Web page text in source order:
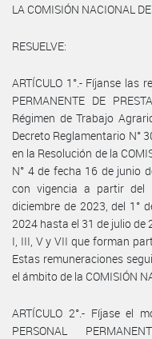
LA COMISIÓN NACIONAL
RESUELVE:
ARTÍCULO 1°.- Fíjanse las
PERMANENTE DE
Régimen de Trabajo
Decreto Reglamentario N°
en la Resolución de la
N° 4 de fecha 16 de junio
con vigencia a partir del
diciembre de 2023, del 1°
2024 hasta el 31 de julio de
I, III, V y VII que forman
Estas remuneraciones
el ámbito de la COMISIÓN
ARTÍCULO 2°.- Fíjase el
PERSONAL